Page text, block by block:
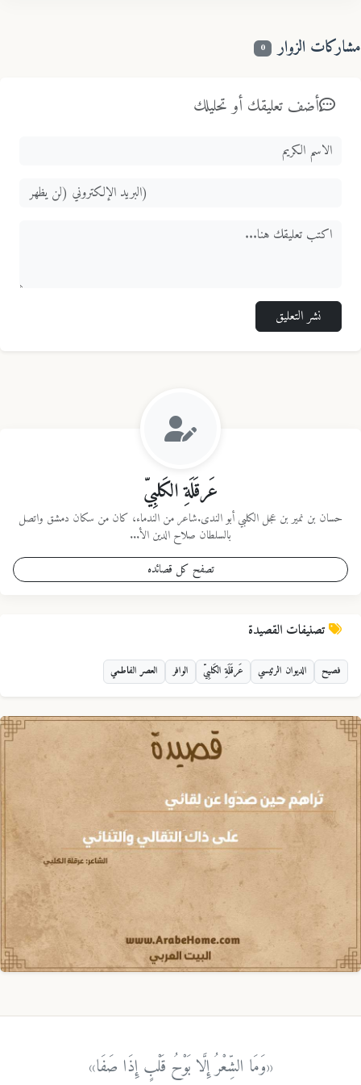
الزوار 0
أضف تعليقك أو تحليلك
نشر التعليق
عَرقَلَةِ الكَلبِيّ
حسان بن نمير بن عجل الكلبي أبو الندى.شاعر من الندماء، كان من سكان دمشق واتصل
بالسلطان صلاح الدين الأ...
تصفح كل قصائده
تصنيفات القصيدة
فصيح الديوان الرئيسي عَرقَلَةِ الكَلبِيّ الوافر العصر الفاطمي
«وَمَا الشِّعْرُ إِلَّا بَوْحُ قَلْبٍ إِذَا صَفَا»